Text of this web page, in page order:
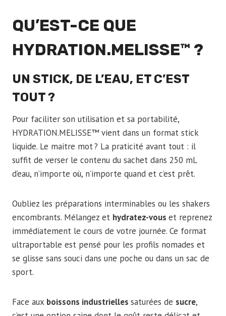
QU’EST-CE QUE
HYDRATION.MELISSE™ ?
UN STICK, DE L’EAU, ET C’EST
TOUT?
Pour faciliter son utilisation et sa portabilité,
HYDRATION.MELISSE™ vient dans un format stick
liquide. Le maitre mot ? La praticité avant tout : il
suffit de verser le contenu du sachet dans 250 mL
d’eau, n’importe où, n’importe quand et c’est prêt.
Oubliez les préparations interminables ou les shakers
encombrants. Mélangez et hydratez-vous et reprenez
immédiatement le cours de votre journée. Ce format
ultraportable est pensé pour les profils nomades et
se glisse sans souci dans une poche ou dans un sac de
sport.
Face aux boissons industrielles saturées de sucre,